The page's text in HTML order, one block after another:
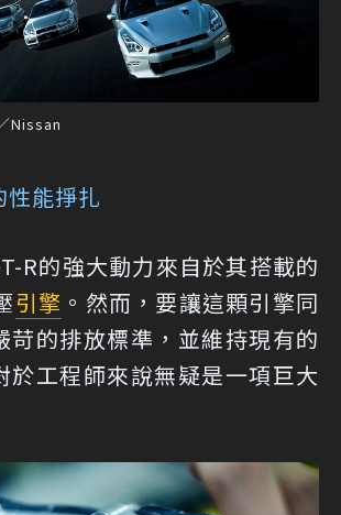
Nissan
性能掙扎
R的強大動力來自於其搭載的
引擎 。然而，要讓這顆引擎同
苛的排放標準，並維持現有的
於工程師來說無疑是一項巨大